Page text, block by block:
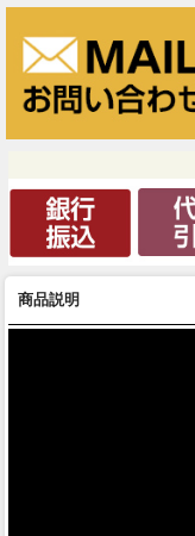
商品説明